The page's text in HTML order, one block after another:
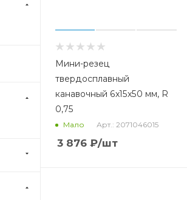
Мини-резец
твердосплавный
канавочный 6x15x50 мм, R
0,75
Мало Арт.: 2071046015
3 876 ₽/шт